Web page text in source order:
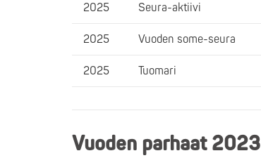
2025 Seura-aktiivi
2025 Vuoden some-seura
2025 Tuomari
Vuoden parhaat 2023